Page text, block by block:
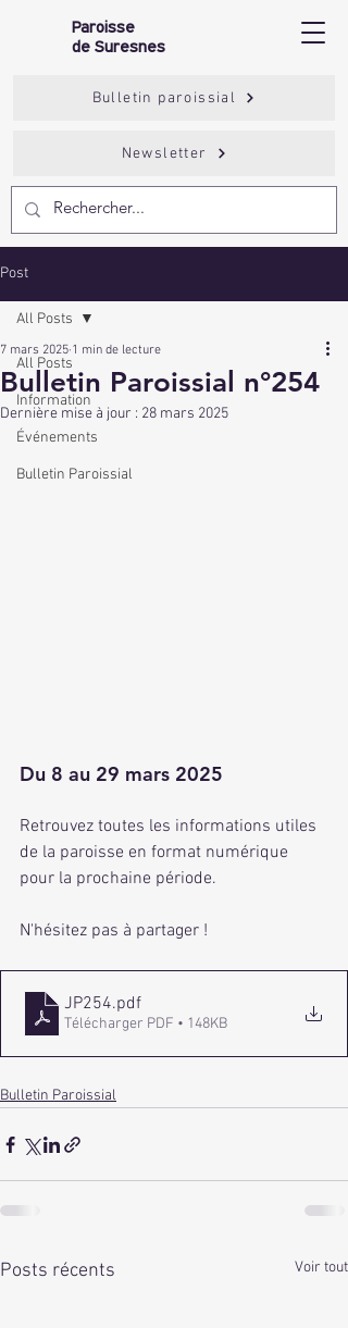
Paroisse
de Suresnes
Bulletin paroissial
Newsletter
Post
All Posts
Information
Événements
Bulletin Paroissial
All Posts
Bulletin Paroissial n°254
7 mars 2025 1 min de lecture
Dernière mise à jour : 28 mars 2025
Du 8 au 29 mars 2025
Retrouvez toutes les informations utiles
de la paroisse en format numérique
pour la prochaine période.
N'hésitez pas à partager !
JP254.pdf
Télécharger PDF • 148KB
Bulletin Paroissial
Posts récents Voir tout